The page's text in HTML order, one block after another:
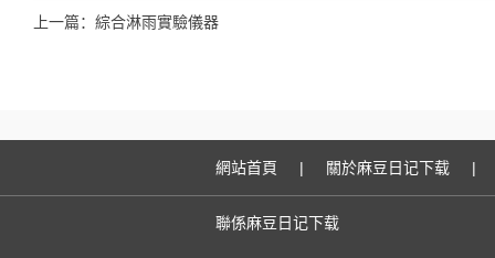
上一篇： 綜合淋雨實驗儀器
網站首頁 | 關於麻豆日记下载 |
聯係麻豆日记下载